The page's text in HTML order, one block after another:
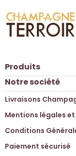
Produits
Notre société
Livraisons
Mentions légales et
Conditions
Paiement sécurisé